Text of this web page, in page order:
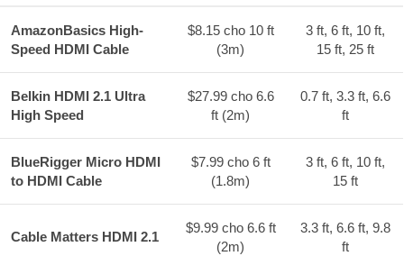
AmazonBasics High-
Speed HDMI Cable
$8.15 cho 10 ft
(3m)
3 ft, 6 ft, 10 ft,
15 ft, 25 ft
Belkin HDMI 2.1 Ultra
High Speed
$27.99 cho 6.6
ft (2m)
0.7 ft, 3.3 ft, 6.6
ft
BlueRigger Micro HDMI
to HDMI Cable
$7.99 cho 6 ft
(1.8m)
3 ft, 6 ft, 10 ft,
15 ft
Cable Matters HDMI 2.1
$9.99 cho 6.6 ft
(2m)
3.3 ft, 6.6 ft, 9.8
ft